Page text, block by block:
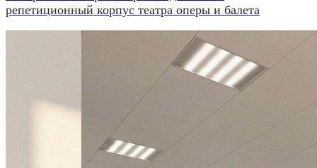
репетиционный корпус театра оперы и балета